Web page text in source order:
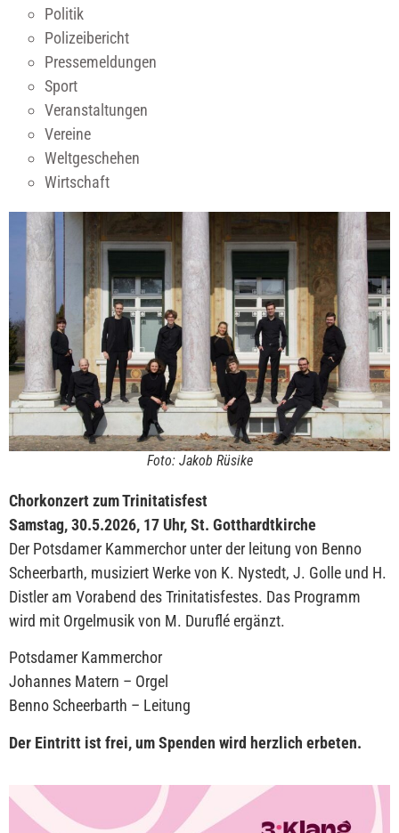
Politik
Polizeibericht
Pressemeldungen
Sport
Veranstaltungen
Vereine
Weltgeschehen
Wirtschaft
Foto: Jakob Rüsike
Chorkonzert zum Trinitatisfest
Samstag, 30.5.2026, 17 Uhr, St. Gotthardtkirche
Der Potsdamer Kammerchor unter der leitung von Benno
Scheerbarth, musiziert Werke von K. Nystedt, J. Golle und H.
Distler am Vorabend des Trinitatisfestes. Das Programm
wird mit Orgelmusik von M. Duruflé ergänzt.
Potsdamer Kammerchor
Johannes Matern – Orgel
Benno Scheerbarth – Leitung
Der Eintritt ist frei, um Spenden wird herzlich erbeten.